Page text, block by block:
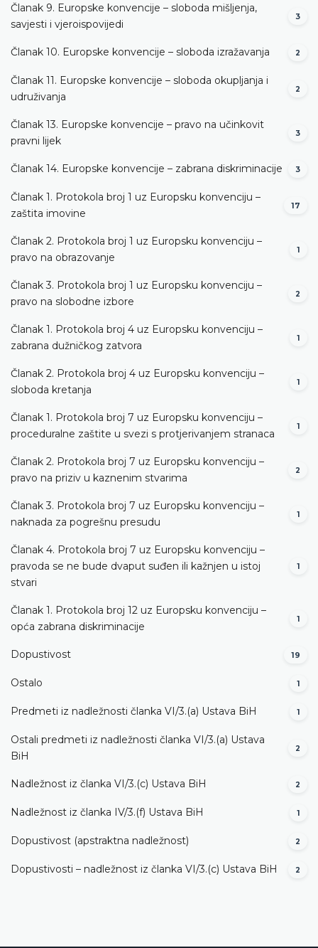
Članak 9. Europske konvencije – sloboda mišljenja,
savjesti i vjeroispovijedi
3
Članak 10. Europske konvencije – sloboda izražavanja 2
Članak 11. Europske konvencije – sloboda okupljanja i
udruživanja
2
Članak 13. Europske konvencije – pravo na učinkovit
pravni lijek
3
Članak 14. Europske konvencije – zabrana diskriminacije 3
Članak 1. Protokola broj 1 uz Europsku konvenciju –
zaštita imovine
17
Članak 2. Protokola broj 1 uz Europsku konvenciju –
pravo na obrazovanje
1
Članak 3. Protokola broj 1 uz Europsku konvenciju –
pravo na slobodne izbore
2
Članak 1. Protokola broj 4 uz Europsku konvenciju –
zabrana dužničkog zatvora
1
Članak 2. Protokola broj 4 uz Europsku konvenciju –
sloboda kretanja
1
Članak 1. Protokola broj 7 uz Europsku konvenciju –
proceduralne zaštite u svezi s protjerivanjem stranaca
1
Članak 2. Protokola broj 7 uz Europsku konvenciju –
pravo na priziv u kaznenim stvarima
2
Članak 3. Protokola broj 7 uz Europsku konvenciju –
naknada za pogrešnu presudu
1
Članak 4. Protokola broj 7 uz Europsku konvenciju –
pravoda se ne bude dvaput suđen ili kažnjen u istoj
stvari
1
Članak 1. Protokola broj 12 uz Europsku konvenciju –
opća zabrana diskriminacije
1
Dopustivost 19
Ostalo 1
Predmeti iz nadležnosti članka VI/3.(a) Ustava BiH 1
Ostali predmeti iz nadležnosti članka VI/3.(a) Ustava
BiH
2
Nadležnost iz članka VI/3.(c) Ustava BiH 2
Nadležnost iz članka IV/3.(f) Ustava BiH 1
Dopustivost (apstraktna nadležnost) 2
Dopustivosti – nadležnost iz članka VI/3.(c) Ustava BiH 2